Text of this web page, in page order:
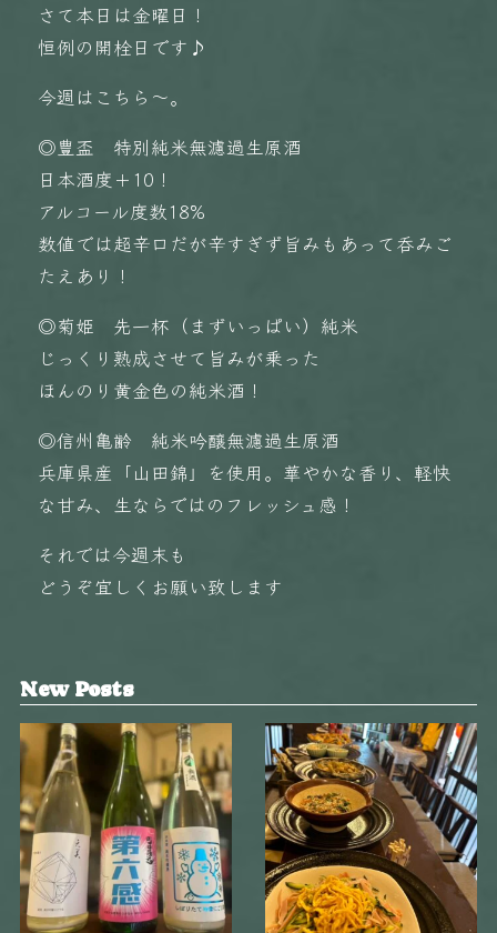
さて本日は金曜日！
恒例の開栓日です♪
今週はこちら〜。
◎豊盃 特別純米無濾過生原酒
日本酒度＋10！
アルコール度数18%
数値では超辛口だが辛すぎず旨みもあって呑みご
たえあり！
◎菊姫 先一杯（まずいっぱい）純米
じっくり熟成させて旨みが乗った
ほんのり黄金色の純米酒！
◎信州亀齢 純米吟醸無濾過生原酒
兵庫県産「山田錦」を使用。華やかな香り、軽快
な甘み、生ならではのフレッシュ感！
それでは今週末も
どうぞ宜しくお願い致します️️
New Posts